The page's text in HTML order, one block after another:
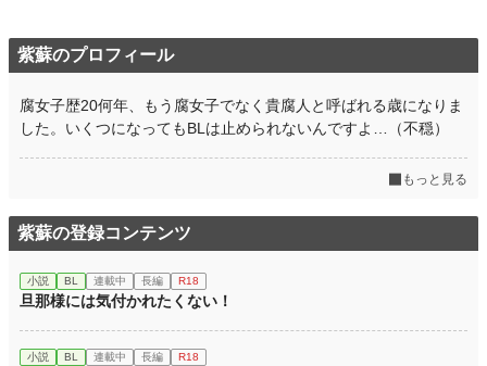
紫蘇のプロフィール
腐女子歴20何年、もう腐女子でなく貴腐人と呼ばれる歳になりま
した。いくつになってもBLは止められないんですよ…（不穏）
もっと見る
紫蘇の登録コンテンツ
小説 BL 連載中 長編 R18
旦那様には気付かれたくない！
小説 BL 連載中 長編 R18